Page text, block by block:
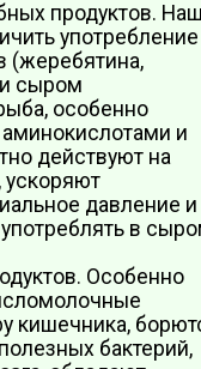
продуктов.
употребление
(жеребятина,
и сыром
особенно
и
действуют на
ускоряют
давление и
в
Особенно
кишечника,
бактерий,